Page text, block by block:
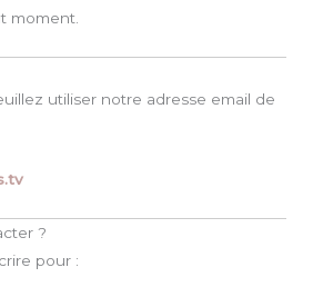
moment.
utiliser notre adresse email de
?
pour :